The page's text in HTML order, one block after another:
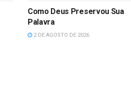
Como Deus Preservou Sua
Palavra
2 DE AGOSTO DE 2026